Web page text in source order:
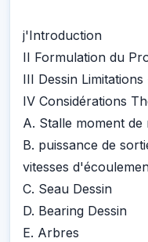
j'Introduction
II Formulation du
III Dessin
IV Considérations
A. Stalle moment de
B. puissance de
vitesses
C. Seau Dessin
D. Bearing Dessin
E. Arbres